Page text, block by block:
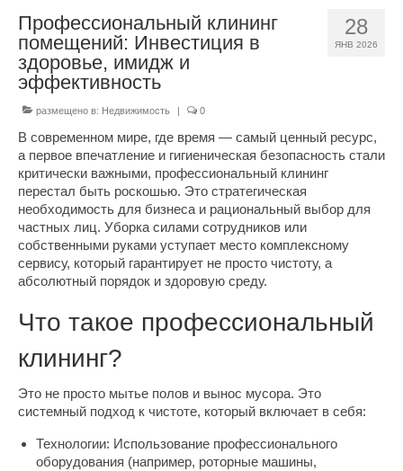
28
ЯНВ 2026
Профессиональный клининг
помещений: Инвестиция в
здоровье, имидж и
эффективность
размещено в: Недвижимость 0
В современном мире, где время — самый ценный ресурс,
а первое впечатление и гигиеническая безопасность стали
критически важными, профессиональный клининг
перестал быть роскошью. Это стратегическая
необходимость для бизнеса и рациональный выбор для
частных лиц. Уборка силами сотрудников или
собственными руками уступает место комплексному
сервису, который гарантирует не просто чистоту, а
абсолютный порядок и здоровую среду.
Что такое профессиональный
клининг?
Это не просто мытье полов и вынос мусора. Это
системный подход к чистоте, который включает в себя:
Технологии: Использование профессионального
оборудования (например, роторные машины,